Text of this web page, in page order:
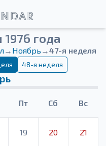
года
→ Ноябрь →47-я неделя
48-я неделя
Пт Сб Вс
19 20 21